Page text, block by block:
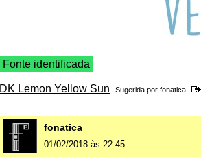
Fonte identificada
DK Lemon Yellow Sun Sugerida por fonatica
fonatica
01/02/2018 às 22:45